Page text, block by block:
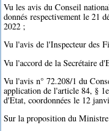
Vu les avis du Conseil
donnés respectivement le 21
2022 ;
Vu l'avis de l'Inspecteur des
Vu l'accord de la Secrétaire
Vu l'avis n° 72.208/1 du
application de l'article 84, §
d'Etat, coordonnées le 12
Sur la proposition du